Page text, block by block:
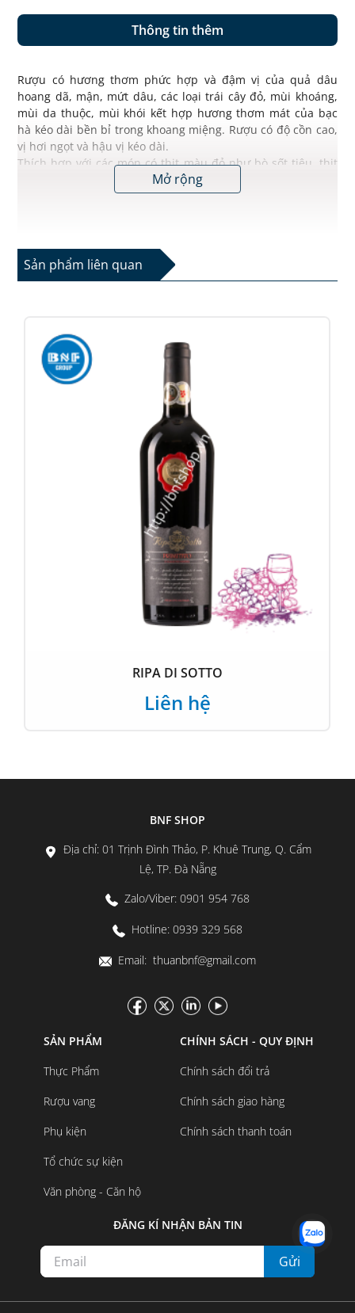
Thông tin thêm
Rượu có hương thơm phức hợp và đậm vị của quả dâu
hoang dã, mận, mứt dâu, các loại trái cây đỏ, mùi khoáng,
mùi da thuộc, mùi khói kết hợp hương thơm mát của bạc
hà kéo dài bền bỉ trong khoang miệng. Rượu có độ cồn cao,
vị hơi ngọt và hậu vị kéo dài.
Thích hợp với các món có thịt màu đỏ như bò sốt tiêu, thịt
cừu nướng hoặc phô mai.Mở rộng
Sản phẩm liên quan
RIPA DI SOTTO
Liên hệ
BNF SHOP
Địa chỉ: 01 Trịnh Đình Thảo, P. Khuê Trung, Q. Cẩm
Lệ, TP. Đà Nẵng
Zalo/Viber: 0901 954 768
Hotline: 0939 329 568
Email: thuanbnf@gmail.com
SẢN PHẨM
Thực Phẩm
Rượu vang
Phụ kiện
Tổ chức sự kiện
Văn phòng - Căn hộ
CHÍNH SÁCH - QUY ĐỊNH
Chính sách đổi trả
Chính sách giao hàng
Chính sách thanh toán
ĐĂNG KÍ NHẬN BẢN TIN
Gửi